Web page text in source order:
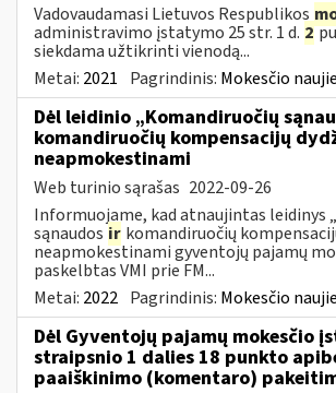
Vadovaudamasi Lietuvos Respublikos
administravimo įstatymo 25 str. 1 d. 2
siekdama užtikrinti vienodą...
Metai: 2021 Pagrindinis: Mokesčio
Dėl leidinio „Komandiruočių
komandiruočių kompensacijų
neapmokestinami
Web turinio sąrašas 2022-09-26
Informuojame, kad atnaujintas leidinys
sąnaudos ir komandiruočių
neapmokestinami gyventojų pajamų
paskelbtas VMI prie FM...
Metai: 2022 Pagrindinis: Mokesčio
Dėl Gyventojų pajamų mokesčio
straipsnio 1 dalies 18 punkto
paaiškinimo (komentaro)